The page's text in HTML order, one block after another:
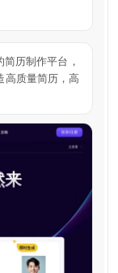
历制作平台，
高质量简历，高